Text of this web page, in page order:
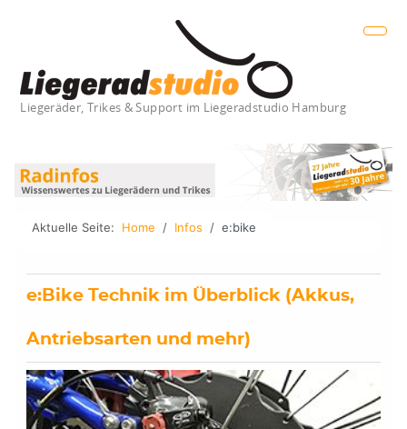
Liegeräder, Trikes & Support im Liegeradstudio Hamburg
Aktuelle Seite: Home Infos e:bike
e:Bike Technik im Überblick (Akkus,
Antriebsarten und mehr)